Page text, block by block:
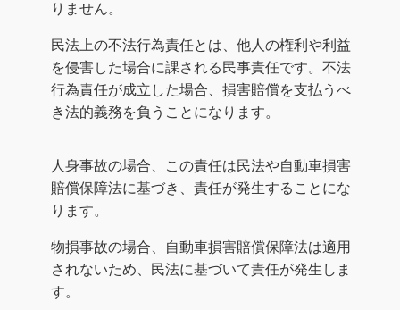
りません。
民法上の不法行為責任とは、他人の権利や利益
を侵害した場合に課される民事責任です。不法
行為責任が成立した場合、損害賠償を支払うべ
き法的義務を負うことになります。
人身事故の場合、この責任は民法や自動車損害
賠償保障法に基づき、責任が発生することにな
ります。
物損事故の場合、自動車損害賠償保障法は適用
されないため、民法に基づいて責任が発生しま
す。